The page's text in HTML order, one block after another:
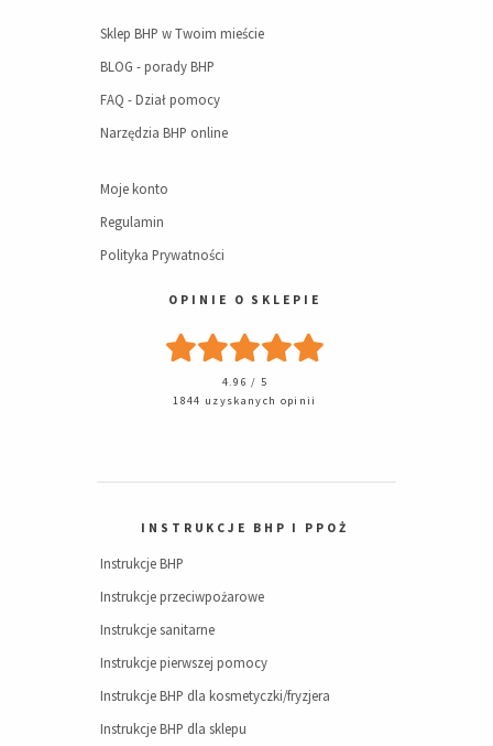
Sklep BHP w Twoim mieście
BLOG - porady BHP
FAQ - Dział pomocy
Narzędzia BHP online
Moje konto
Regulamin
Polityka Prywatności
OPINIE O SKLEPIE
4.96 / 5
1844 uzyskanych opinii
INSTRUKCJE BHP I PPOŻ
Instrukcje BHP
Instrukcje przeciwpożarowe
Instrukcje sanitarne
Instrukcje pierwszej pomocy
Instrukcje BHP dla kosmetyczki/fryzjera
Instrukcje BHP dla sklepu